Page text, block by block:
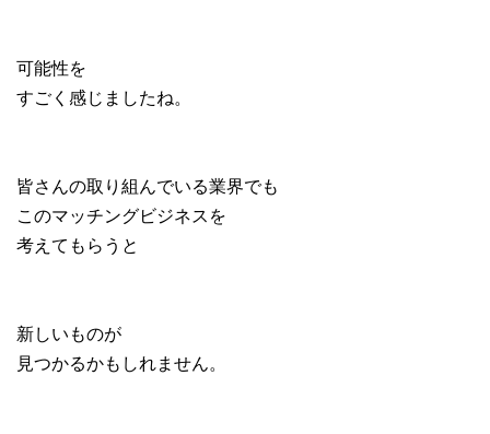
可能性を
すごく感じましたね。
皆さんの取り組んでいる業界でも
このマッチングビジネスを
考えてもらうと
新しいものが
見つかるかもしれません。